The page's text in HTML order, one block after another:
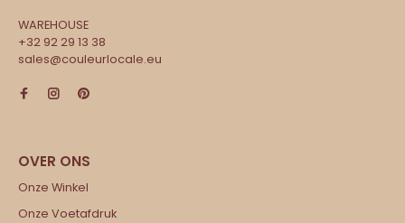
WAREHOUSE
+32 92 29 13 38
sales@couleurlocale.eu
Onze Winkel
Onze Voetafdruk